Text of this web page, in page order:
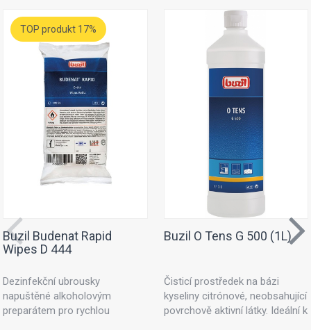
TOP produkt 17%
Buzil Budenat Rapid
Wipes D 444
Dezinfekční ubrousky
napuštěné alkoholovým
preparátem pro rychlou
Buzil O Tens G 500 (1L)
Čisticí prostředek na bázi
kyseliny citrónové, neobsahující
povrchově aktivní látky. Ideální k